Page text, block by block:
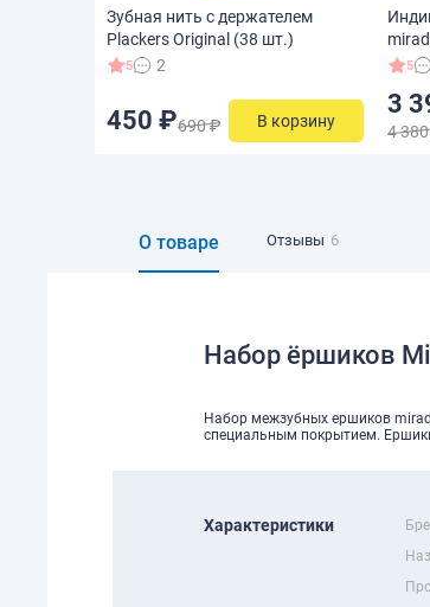
Зубная нить с держателем
Plackers Original (38 шт.)
5 2
450 ₽690 ₽ В корзину
5
3
4
О товаре Отзывы 6
Набор ёршиков
Набор межзубных ершиков
специальным покрытием.
Характеристики